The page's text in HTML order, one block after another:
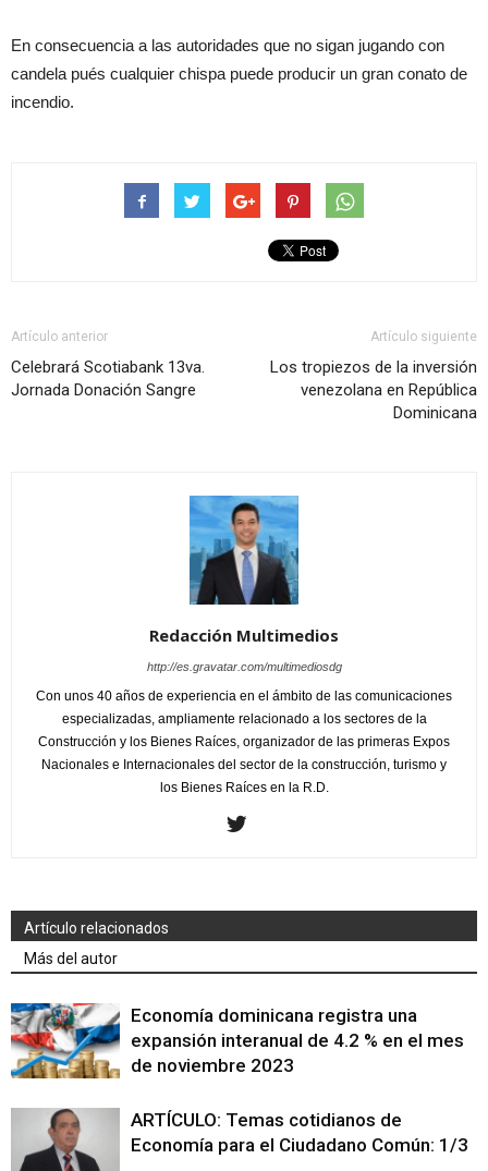
En consecuencia a las autoridades que no sigan jugando con
candela pués cualquier chispa puede producir un gran conato de
incendio.
Artículo anterior
Celebrará Scotiabank 13va.
Jornada Donación Sangre
Artículo siguiente
Los tropiezos de la inversión
venezolana en República
Dominicana
Redacción Multimedios
http://es.gravatar.com/multimediosdg
Con unos 40 años de experiencia en el ámbito de las comunicaciones
especializadas, ampliamente relacionado a los sectores de la
Construcción y los Bienes Raíces, organizador de las primeras Expos
Nacionales e Internacionales del sector de la construcción, turismo y
los Bienes Raíces en la R.D.
Artículo relacionados
Más del autor
Economía dominicana registra una
expansión interanual de 4.2 % en el mes
de noviembre 2023
ARTÍCULO: Temas cotidianos de
Economía para el Ciudadano Común: 1/3